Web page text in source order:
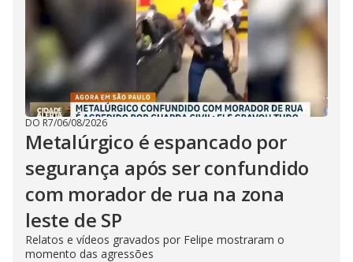
DO R7/06/08/2026
Metalúrgico é espancado por
segurança após ser confundido
com morador de rua na zona
leste de SP
Relatos e vídeos gravados por Felipe mostraram o
momento das agressões